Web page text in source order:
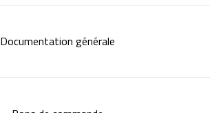
Documentation générale